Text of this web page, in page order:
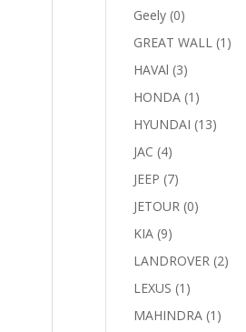
Geely (0)
GREAT WALL (1)
HAVAl (3)
HONDA (1)
HYUNDAI (13)
JAC (4)
JEEP (7)
JETOUR (0)
KIA (9)
LANDROVER (2)
LEXUS (1)
MAHINDRA (1)